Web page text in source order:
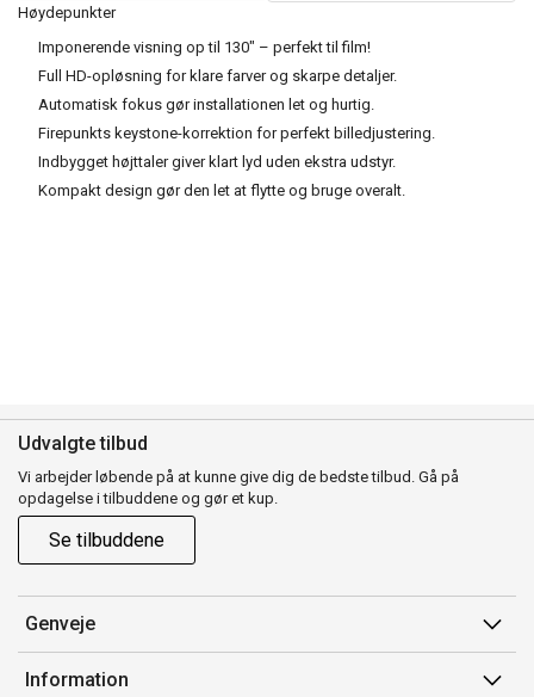
Høydepunkter
Imponerende visning op til 130" – perfekt til film!
Full HD-opløsning for klare farver og skarpe detaljer.
Automatisk fokus gør installationen let og hurtig.
Firepunkts keystone-korrektion for perfekt billedjustering.
Indbygget højttaler giver klart lyd uden ekstra udstyr.
Kompakt design gør den let at flytte og bruge overalt.
Udvalgte tilbud
Vi arbejder løbende på at kunne give dig de bedste tilbud. Gå på
opdagelse i tilbuddene og gør et kup.
Se tilbuddene
Genveje
Min side
Information